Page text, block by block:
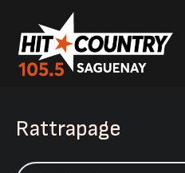
Rattrapage